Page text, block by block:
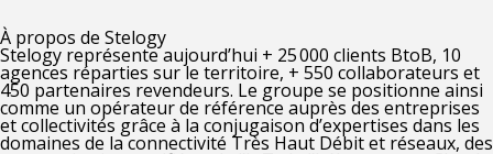
À propos de Stelogy
Stelogy représente aujourd’hui + 25 000 clients BtoB, 10
agences réparties sur le territoire, + 550 collaborateurs et
450 partenaires revendeurs. Le groupe se positionne ainsi
comme un opérateur de référence auprès des entreprises
et collectivités grâce à la conjugaison d’expertises dans les
domaines de la connectivité Très Haut Débit et réseaux, des